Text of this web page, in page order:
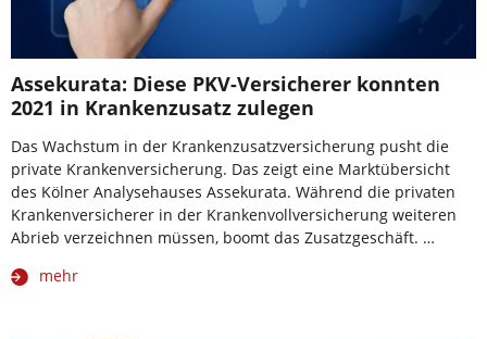
Assekurata: Diese PKV-Versicherer konnten
2021 in Krankenzusatz zulegen
Das Wachstum in der Krankenzusatzversicherung pusht die
private Krankenversicherung. Das zeigt eine Marktübersicht
des Kölner Analysehauses Assekurata. Während die privaten
Krankenversicherer in der Krankenvollversicherung weiteren
Abrieb verzeichnen müssen, boomt das Zusatzgeschäft. …
mehr